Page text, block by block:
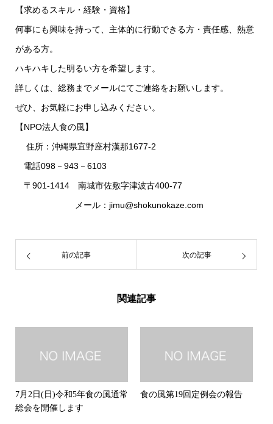
【求めるスキル・経験・資格】
何事にも興味を持って、主体的に行動できる方・責任感、熱意
がある方。
ハキハキした明るい方を希望します。
詳しくは、総務までメールにてご連絡をお願いします。
ぜひ、お気軽にお申し込みください。
【NPO法人食の風】
住所：沖縄県宜野座村漢那1677-2
電話098－943－6103
〒901-1414 南城市佐敷字津波古400-77
メール：jimu@shokunokaze.com
前の記事 次の記事
関連記事
7月2日(日)令和5年食の風通常
総会を開催します
食の風第19回定例会の報告